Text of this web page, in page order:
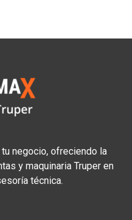
negocio, ofreciendo la
y maquinaria Truper en
técnica.